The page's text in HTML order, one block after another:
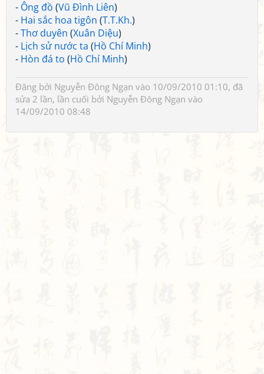
- Ông đồ (Vũ Đình Liên)
- Hai sắc hoa tigôn (T.T.Kh.)
-Thơ duyên (Xuân Diệu)
- Lịch sử nước ta (Hồ Chí Minh)
- Hòn đá to (Hồ Chí Minh)
Đăng bởi Nguyễn Đông Ngạn vào 10/09/2010 01:10, đã
sửa 2 lần, lần cuối bởi Nguyễn Đông Ngạn vào
14/09/2010 08:48